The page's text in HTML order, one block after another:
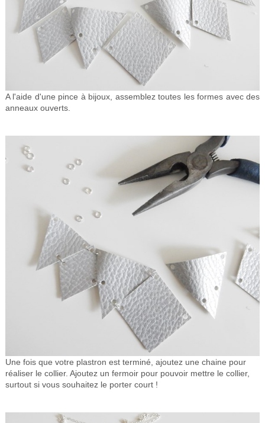
A l'aide d'une pince à bijoux, assemblez toutes les formes avec des
anneaux ouverts.
Une fois que votre plastron est terminé, ajoutez une chaine pour
réaliser le collier. Ajoutez un fermoir pour pouvoir mettre le collier,
surtout si vous souhaitez le porter court !